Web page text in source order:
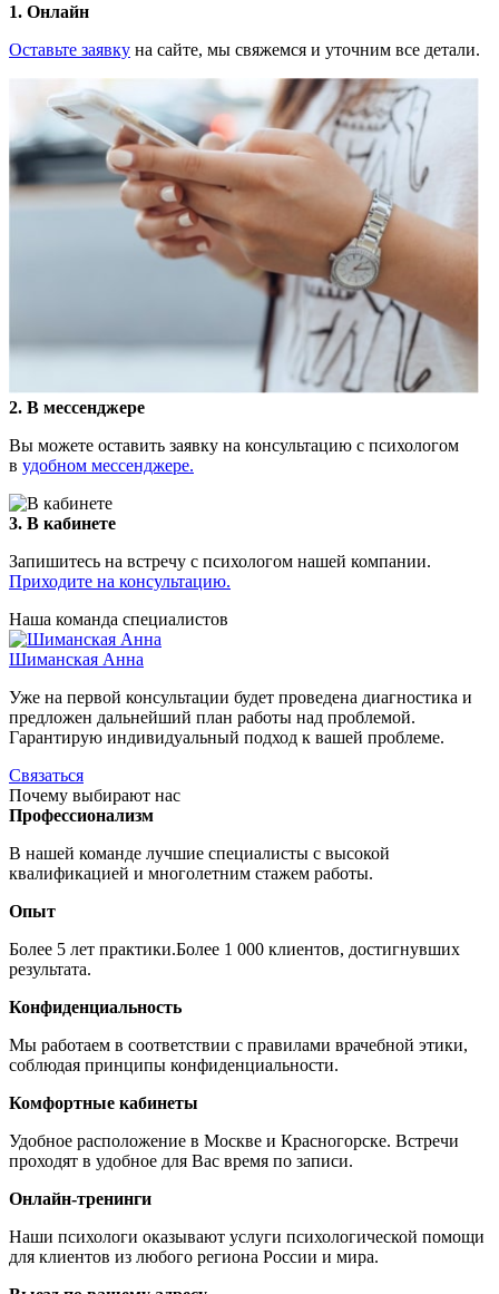
1. Онлайн
Оставьте заявку на сайте, мы свяжемся и уточним все детали.
2. В мессенджере
Вы можете оставить заявку на консультацию с психологом
в удобном мессенджере.
3. В кабинете
Запишитесь на встречу с психологом нашей компании.
Приходите на консультацию.
Наша команда специалистов
Шиманская Анна
Уже на первой консультации будет проведена диагностика и
предложен дальнейший план работы над проблемой.
Гарантирую индивидуальный подход к вашей проблеме.
Связаться
Почему выбирают нас
Профессионализм
В нашей команде лучшие специалисты с высокой
квалификацией и многолетним стажем работы.
Опыт
Более 5 лет практики.Более 1 000 клиентов, достигнувших
результата.
Конфиденциальность
Мы работаем в соответствии с правилами врачебной этики,
соблюдая принципы конфиденциальности.
Комфортные кабинеты
Удобное расположение в Москве и Красногорске. Встречи
проходят в удобное для Вас время по записи.
Онлайн-тренинги
Наши психологи оказывают услуги психологической помощи
для клиентов из любого региона России и мира.